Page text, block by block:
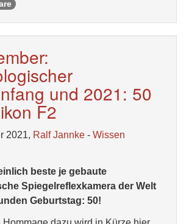
und 2021: 50
F2
2021, Ralf Jannke - Wissen
beste je gebaute
Spiegelreflexkamera der Welt
Geburtstag: 50!